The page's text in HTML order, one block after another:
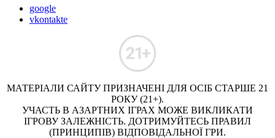
google
vkontakte
МАТЕРІАЛИ САЙТУ ПРИЗНАЧЕНІ ДЛЯ ОСІБ СТАРШЕ 21
РОКУ (21+).
УЧАСТЬ В АЗАРТНИХ ІГРАХ МОЖЕ ВИКЛИКАТИ
ІГРОВУ ЗАЛЕЖНІСТЬ. ДОТРИМУЙТЕСЬ ПРАВИЛ
(ПРИНЦИПІВ) ВІДПОВІДАЛЬНОЇ ГРИ.